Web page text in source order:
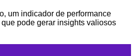
um indicador de performance
pode gerar insights valiosos